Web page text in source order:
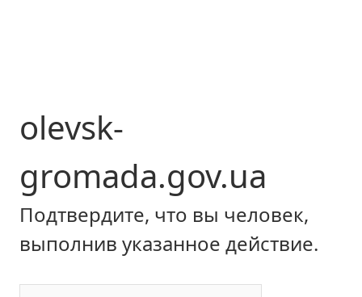
olevsk-
gromada.gov.ua
Подтвердите, что вы человек,
выполнив указанное действие.